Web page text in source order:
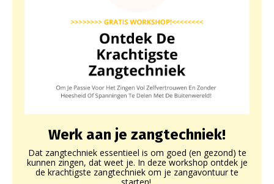
Werk aan je zangtechniek!
Dat zangtechniek essentieel is om goed (en gezond) te
kunnen zingen, dat weet je. In deze workshop ontdek je
de krachtigste zangtechniek om je zangavontuur te